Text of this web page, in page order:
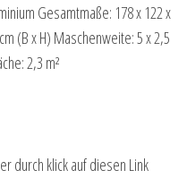
Gesamtmaße: 178 x 122 x
(B x H) Maschenweite: 5 x 2,5
2,3 m²
durch klick auf diesen Link